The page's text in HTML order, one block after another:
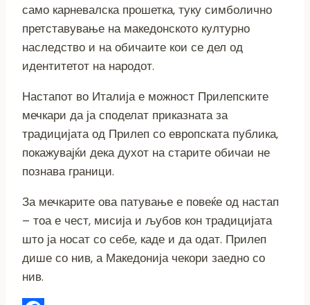
само карневалска прошетка, туку симболично
претставување на македонското културно
наследство и на обичаите кои се дел од
идентитетот на народот.
Настапот во Италија е можност Прилепските
мечкари да ја споделат приказната за
традицијата од Прилеп со европската публика,
покажувајќи дека духот на старите обичаи не
познава граници.
За мечкарите ова патување е повеќе од настап
– тоа е чест, мисија и љубов кон традицијата
што ја носат со себе, каде и да одат. Прилеп
дише со нив, а Македонија чекори заедно со
нив.